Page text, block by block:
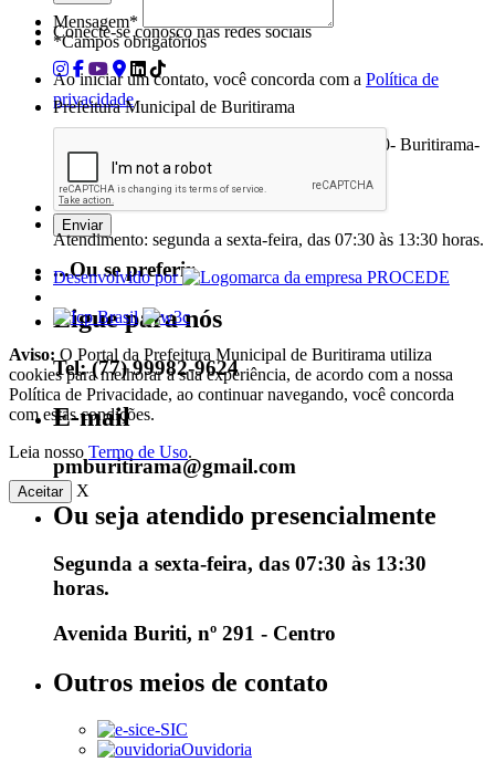
Mensagem*
*Campos obrigatórios
Ao iniciar um contato, você concorda com a Política de
privacidade
...Ou se preferir
Ligue para nós
Tel: (77) 99982-9624
E-mail
pmburitirama@gmail.com
Ou seja atendido presencialmente
Segunda a sexta-feira, das 07:30 às 13:30
horas.
Avenida Buriti, nº 291 - Centro
Outros meios de contato
e-SIC
Ouvidoria
Conecte-se conosco nas redes sociais
Prefeitura Municipal de Buritirama
Avenida Buriti, nº 291 - Centro Cep: 47120-000- Buritirama-
BA Email:pmburitirama@gmail.com
Tel: (77) 99982-9624
Atendimento: segunda a sexta-feira, das 07:30 às 13:30 horas.
Desenvolvido por
Aviso: O Portal da Prefeitura Municipal de Buritirama utiliza
cookies para melhorar a sua experiência, de acordo com a nossa
Política de Privacidade, ao continuar navegando, você concorda
com estas condições.
Leia nosso Termo de Uso.
Aceitar X